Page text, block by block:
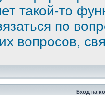
такой-то
по
вопросов,
Вход на